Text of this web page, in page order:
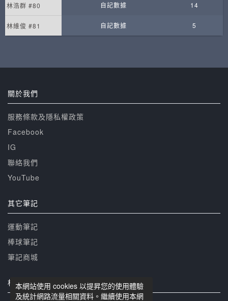
林浩群 #80 自記數據 14
林維俊 #81 自記數據 5
本網站使用 cookies 以提昇您的使用體驗
及統計網路流量相關資料。繼續使用本網
關於我們
服務條款及隱私權政策
Facebook
IG
聯絡我們
YouTube
其它筆記
運動筆記
棒球筆記
筆記商城
相關網站